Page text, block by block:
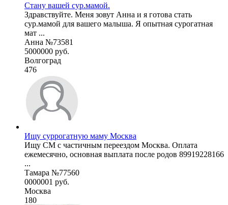
Стану вашей сур.мамой.
Здравствуйте. Меня зовут Анна и я готова стать
сур.мамой для вашего малыша. Я опытная сурогатная
мат ...
Анна №73581
5000000 руб.
Волгоград
476
Ищу суррогатную маму Москва
Ищу СМ с частичным переездом Москва. Оплата
ежемесячно, основная выплата после родов 89919228166
...
Тамара №77560
0000001 руб.
Москва
180